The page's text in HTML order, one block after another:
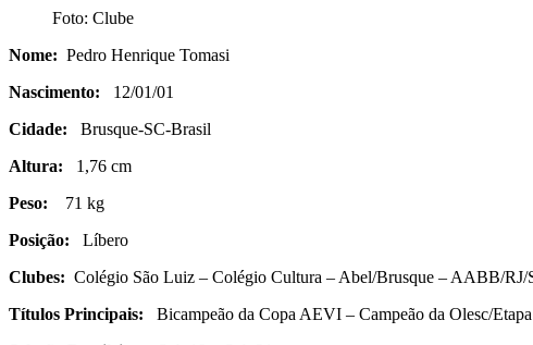
Foto: Clube
Nome: Pedro Henrique Tomasi
Nascimento: 12/01/01
Cidade: Brusque-SC-Brasil
Altura: 1,76 cm
Peso: 71 kg
Posição: Líbero
Clubes: Colégio São Luiz – Colégio Cultura – Abel/Brusque – AABB/
Títulos Principais: Bicampeão da Copa AEVI – Campeão da Olesc/